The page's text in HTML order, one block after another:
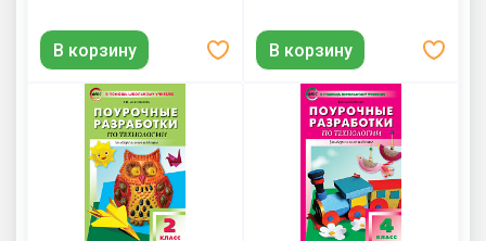
В корзину В корзину